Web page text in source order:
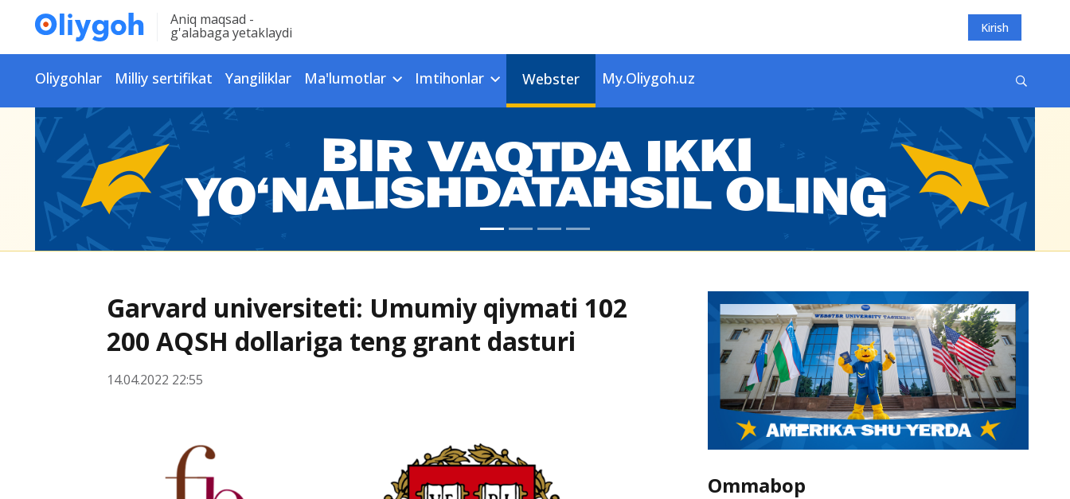
Aniq maqsad -
g'alabaga yetaklaydi Kirish
Oliygohlar Milliy sertifikat Yangiliklar Ma'lumotlar Imtihonlar Webster My.Oliygoh.uz
Garvard universiteti: Umumiy qiymati 102
200 AQSH dollariga teng grant dasturi
14.04.2022 22:55
Ommabop